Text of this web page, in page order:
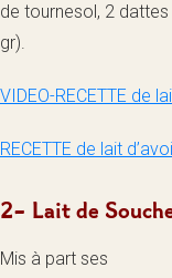
de tournesol, 2
gr).
VIDEO-RECETTE de
RECETTE de lait
2- Lait de
Mis à part ses